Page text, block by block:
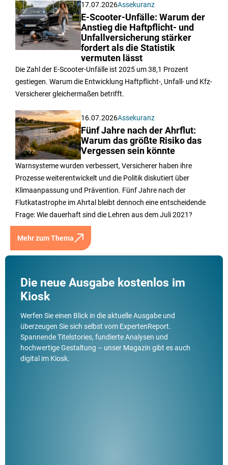
17.07.2026Assekuranz
E-Scooter-Unfälle: Warum der
Anstieg die Haftpflicht- und
Unfallversicherung stärker
fordert als die Statistik
vermuten lässt
Die Zahl der E-Scooter-Unfälle ist 2025 um 38,1 Prozent
gestiegen. Warum die Entwicklung Haftpflicht-, Unfall- und Kfz-
Versicherer gleichermaßen betrifft.
16.07.2026Assekuranz
Fünf Jahre nach der Ahrflut:
Warum das größte Risiko das
Vergessen sein könnte
Warnsysteme wurden verbessert, Versicherer haben ihre
Prozesse weiterentwickelt und die Politik diskutiert über
Klimaanpassung und Prävention. Fünf Jahre nach der
Flutkatastrophe im Ahrtal bleibt dennoch eine entscheidende
Frage: Wie dauerhaft sind die Lehren aus dem Juli 2021?
Mehr zum Thema
Die neue Ausgabe kostenlos im
Kiosk
Werfen Sie einen Blick in die aktuelle Ausgabe und
überzeugen Sie sich selbst vom ExpertenReport.
Spannende Titelstories, fundierte Analysen und
hochwertige Gestaltung – unser Magazin gibt es auch
digital im Kiosk.